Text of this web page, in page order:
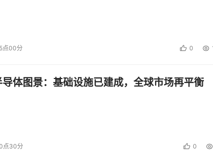
SAN 访问生产服务器的磁盘，实现无服务器备份。 可
存储，以实现快速恢复、卸下处理负载（包括备份、数据
器。此外，断电、火灾、洪水等都可能引起突发性站点级
点00分 0
体图景：基础设施已建成，全球市场再平衡
点30分 0